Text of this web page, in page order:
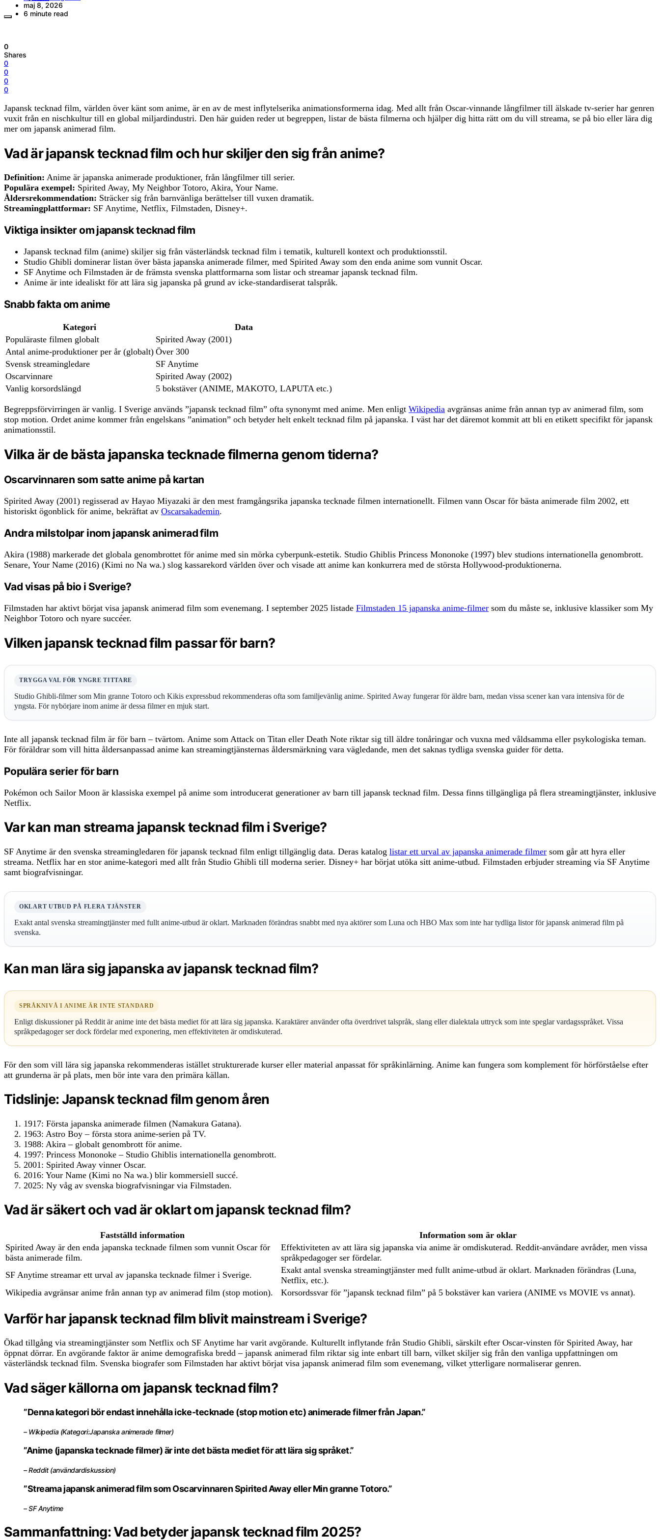
maj 8, 2026
6 minute read
0
Shares
0
0
0
0
Japansk tecknad film, världen över känt som anime, är en av de mest inflytelserika animationsformerna idag. Med allt från Oscar-vinnande långfilmer till älskade tv-serier har genren
vuxit från en nischkultur till en global miljardindustri. Den här guiden reder ut begreppen, listar de bästa filmerna och hjälper dig hitta rätt om du vill streama, se på bio eller lära dig
mer om japansk animerad film.
Vad är japansk tecknad film och hur skiljer den sig från anime?
Definition: Anime är japanska animerade produktioner, från långfilmer till serier.
Populära exempel: Spirited Away, My Neighbor Totoro, Akira, Your Name.
Åldersrekommendation: Sträcker sig från barnvänliga berättelser till vuxen dramatik.
Streamingplattformar: SF Anytime, Netflix, Filmstaden, Disney+.
Viktiga insikter om japansk tecknad film
Japansk tecknad film (anime) skiljer sig från västerländsk tecknad film i tematik, kulturell kontext och produktionsstil.
Studio Ghibli dominerar listan över bästa japanska animerade filmer, med Spirited Away som den enda anime som vunnit Oscar.
SF Anytime och Filmstaden är de främsta svenska plattformarna som listar och streamar japansk tecknad film.
Anime är inte idealiskt för att lära sig japanska på grund av icke-standardiserat talspråk.
Snabb fakta om anime
Kategori
Data
Populäraste filmen globalt
Spirited Away (2001)
Antal anime-produktioner per år (globalt) Över 300
Svensk streamingledare
SF Anytime
Oscarvinnare
Spirited Away (2002)
Vanlig korsordslängd
5 bokstäver (ANIME, MAKOTO, LAPUTA etc.)
Begreppsförvirringen är vanlig. I Sverige används ”japansk tecknad film” ofta synonymt med anime. Men enligt Wikipedia avgränsas anime från annan typ av animerad film, som
stop motion. Ordet anime kommer från engelskans ”animation” och betyder helt enkelt tecknad film på japanska. I väst har det däremot kommit att bli en etikett specifikt för japansk
animationsstil.
Vilka är de bästa japanska tecknade filmerna genom tiderna?
Oscarvinnaren som satte anime på kartan
Spirited Away (2001) regisserad av Hayao Miyazaki är den mest framgångsrika japanska tecknade filmen internationellt. Filmen vann Oscar för bästa animerade film 2002, ett
historiskt ögonblick för anime, bekräftat av Oscarsakademin.
Andra milstolpar inom japansk animerad film
Akira (1988) markerade det globala genombrottet för anime med sin mörka cyberpunk-estetik. Studio Ghiblis Princess Mononoke (1997) blev studions internationella genombrott.
Senare, Your Name (2016) (Kimi no Na wa.) slog kassarekord världen över och visade att anime kan konkurrera med de största Hollywood-produktionerna.
Vad visas på bio i Sverige?
Filmstaden har aktivt börjat visa japansk animerad film som evenemang. I september 2025 listade Filmstaden 15 japanska anime-filmer som du måste se, inklusive klassiker som My
Neighbor Totoro och nyare succéer.
Vilken japansk tecknad film passar för barn?
TRYGGA VAL FÖR YNGRE TITTARE
Studio Ghibli-filmer som Min granne Totoro och Kikis expressbud rekommenderas ofta som familjevänlig anime. Spirited Away fungerar för äldre barn, medan vissa scener kan vara intensiva för de
yngsta. För nybörjare inom anime är dessa filmer en mjuk start.
Inte all japansk tecknad film är för barn – tvärtom. Anime som Attack on Titan eller Death Note riktar sig till äldre tonåringar och vuxna med våldsamma eller psykologiska teman.
För föräldrar som vill hitta åldersanpassad anime kan streamingtjänsternas åldersmärkning vara vägledande, men det saknas tydliga svenska guider för detta.
Populära serier för barn
Pokémon och Sailor Moon är klassiska exempel på anime som introducerat generationer av barn till japansk tecknad film. Dessa finns tillgängliga på flera streamingtjänster, inklusive
Netflix.
Var kan man streama japansk tecknad film i Sverige?
SF Anytime är den svenska streamingledaren för japansk tecknad film enligt tillgänglig data. Deras katalog listar ett urval av japanska animerade filmer som går att hyra eller
streama. Netflix har en stor anime-kategori med allt från Studio Ghibli till moderna serier. Disney+ har börjat utöka sitt anime-utbud. Filmstaden erbjuder streaming via SF Anytime
samt biografvisningar.
OKLART UTBUD PÅ FLERA TJÄNSTER
Exakt antal svenska streamingtjänster med fullt anime-utbud är oklart. Marknaden förändras snabbt med nya aktörer som Luna och HBO Max som inte har tydliga listor för japansk animerad film på
svenska.
Kan man lära sig japanska av japansk tecknad film?
SPRÅKNIVÅ I ANIME ÄR INTE STANDARD
Enligt diskussioner på Reddit är anime inte det bästa mediet för att lära sig japanska. Karaktärer använder ofta överdrivet talspråk, slang eller dialektala uttryck som inte speglar vardagsspråket. Vissa
språkpedagoger ser dock fördelar med exponering, men effektiviteten är omdiskuterad.
För den som vill lära sig japanska rekommenderas istället strukturerade kurser eller material anpassat för språkinlärning. Anime kan fungera som komplement för hörförståelse efter
att grunderna är på plats, men bör inte vara den primära källan.
Tidslinje: Japansk tecknad film genom åren
1917: Första japanska animerade filmen (Namakura Gatana).
1963: Astro Boy – första stora anime-serien på TV.
1988: Akira – globalt genombrott för anime.
1997: Princess Mononoke – Studio Ghiblis internationella genombrott.
2001: Spirited Away vinner Oscar.
2016: Your Name (Kimi no Na wa.) blir kommersiell succé.
2025: Ny våg av svenska biografvisningar via Filmstaden.
Vad är säkert och vad är oklart om japansk tecknad film?
Fastställd information
Information som är oklar
Spirited Away är den enda japanska tecknade filmen som vunnit Oscar för
bästa animerade film.
Effektiviteten av att lära sig japanska via anime är omdiskuterad. Reddit-användare avråder, men vissa
språkpedagoger ser fördelar.
SF Anytime streamar ett urval av japanska tecknade filmer i Sverige.
Exakt antal svenska streamingtjänster med fullt anime-utbud är oklart. Marknaden förändras (Luna,
Netflix, etc.).
Wikipedia avgränsar anime från annan typ av animerad film (stop motion).
Korsordssvar för ”japansk tecknad film” på 5 bokstäver kan variera (ANIME vs MOVIE vs annat).
Varför har japansk tecknad film blivit mainstream i Sverige?
Ökad tillgång via streamingtjänster som Netflix och SF Anytime har varit avgörande. Kulturellt inflytande från Studio Ghibli, särskilt efter Oscar-vinsten för Spirited Away, har
öppnat dörrar. En avgörande faktor är anime demografiska bredd – japansk animerad film riktar sig inte enbart till barn, vilket skiljer sig från den vanliga uppfattningen om
västerländsk tecknad film. Svenska biografer som Filmstaden har aktivt börjat visa japansk animerad film som evenemang, vilket ytterligare normaliserar genren.
Vad säger källorna om japansk tecknad film?
”Denna kategori bör endast innehålla icke-tecknade (stop motion etc) animerade filmer från Japan.”
– Wikipedia (Kategori:Japanska animerade filmer)
”Anime (japanska tecknade filmer) är inte det bästa mediet för att lära sig språket.”
– Reddit (användardiskussion)
”Streama japansk animerad film som Oscarvinnaren Spirited Away eller Min granne Totoro.”
– SF Anytime
Sammanfattning: Vad betyder japansk tecknad film 2025?